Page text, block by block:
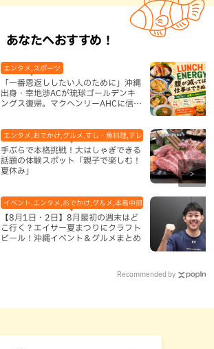
あなたへおすすめ！
「一番恩返ししたい人のために」沖縄
出身・幸地渉ACが琉球ゴールデンキ
ングス復帰。マクヘンリーAHCに信頼
エンタメ,スポーツ
手ぶらで本格挑戦！大はしゃぎできる
話題の体験スポット「親子で楽しむ！
夏休み」
エンタメ,おでかけ,グルメ,すし・魚料理,テレビ,体験,北谷町,地域,
【8月1日・2日】8月最初の週末はど
こ行く？エイサー夏まつりにクラフト
ビール！沖縄イベント＆グルメまとめ
イベント,エンタメ,おでかけ,グルメ,本島中部,本島北部,本島南部
Recommended by